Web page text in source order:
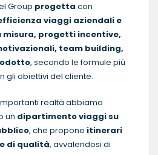
Group progetta con
viaggi aziendali e
misura, progetti incentive,
team building,
, secondo le formule più
gli obiettivi del cliente.
realtà abbiamo
un dipartimento viaggi su
, che propone itinerari
di qualità, avvalendosi di